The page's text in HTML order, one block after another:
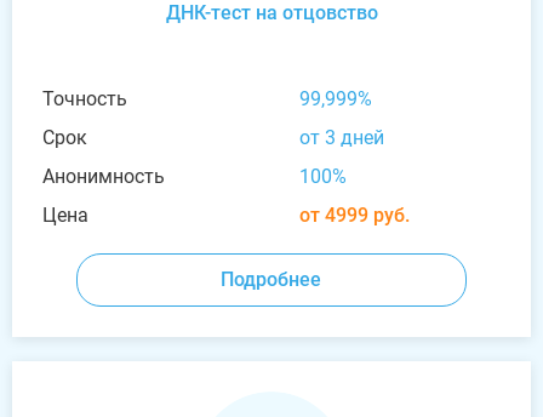
ДНК-тест на отцовство
Точность
99,999%
Срок
от 3 дней
Анонимность
100%
Цена
от 4999 руб.
Подробнее